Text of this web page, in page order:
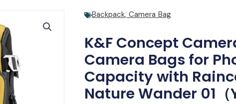
Backpack, Camera Bag
K&F Concept
Camera Bags for
Capacity with
Nature Wander 01（